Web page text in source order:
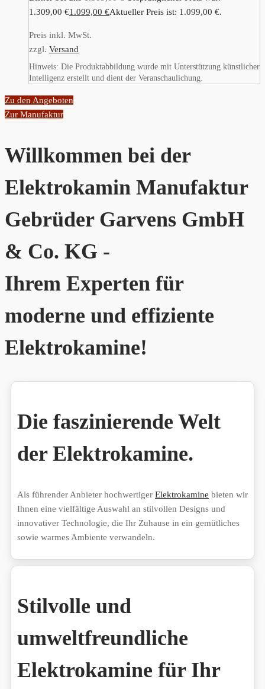
1.309,00 €1.099,00 €Aktueller Preis ist: 1.099,00 €.
Preis inkl. MwSt.
zzgl. Versand
Hinweis: Die Produktabbildung wurde mit Unterstützung künstlicher
Intelligenz erstellt und dient der Veranschaulichung.
Zu den Angeboten
Zur Manufaktur
Willkommen bei der
Elektrokamin Manufaktur
Gebrüder Garvens GmbH
& Co. KG -
Ihrem Experten für
moderne und effiziente
Elektrokamine!
Die faszinierende Welt
der Elektrokamine.
Als führender Anbieter hochwertiger Elektrokamine bieten wir
Ihnen eine vielfältige Auswahl an stilvollen Designs und
innovativer Technologie, die Ihr Zuhause in ein gemütliches
sowie warmes Ambiente verwandeln.
Stilvolle und
umweltfreundliche
Elektrokamine für Ihr